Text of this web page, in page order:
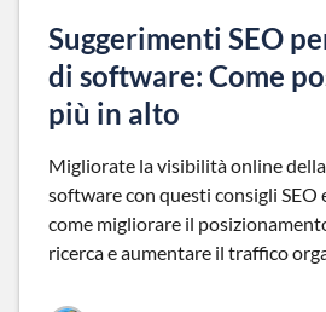
Suggerimenti SEO
di software: Come
più in alto
Migliorate la visibilità online
software con questi consigli SEO
come migliorare il
ricerca e aumentare il traffico